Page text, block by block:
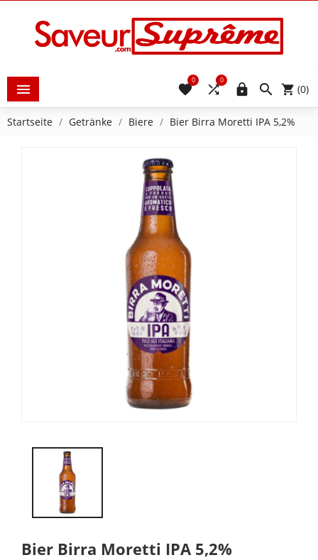
  (0)


0

0
Startseite Getränke Biere Bier Birra Moretti IPA 5,2%
Bier Birra Moretti IPA 5,2%